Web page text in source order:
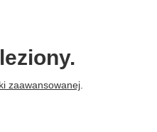
zaawansowanej